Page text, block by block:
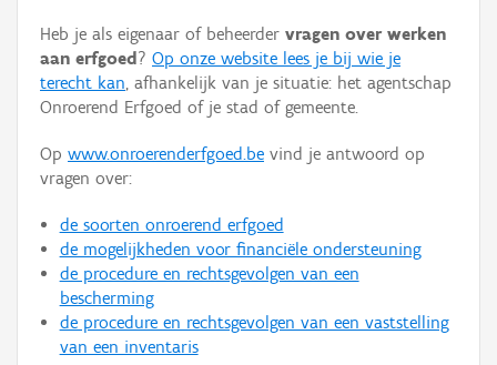
Hergebruik
Aanmelden
Heb je als eigenaar of beheerder vragen over werken
aan erfgoed ? Op onze website lees je bij wie je
terecht kan, afhankelijk van je situatie: het agentschap
Onroerend Erfgoed of je stad of gemeente.
Op www.onroerenderfgoed.be vind je antwoord op
vragen over:
de soorten onroerend erfgoed
de mogelijkheden voor financiële ondersteuning
de procedure en rechtsgevolgen van een
bescherming
de procedure en rechtsgevolgen van een vaststelling
van een inventaris